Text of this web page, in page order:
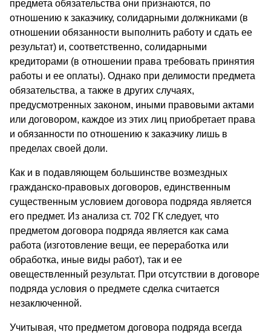
предмета обязательства они признаются, по
отношению к заказчику, солидарными должниками (в
отношении обязанности выполнить работу и сдать ее
результат) и, соответственно, солидарными
кредиторами (в отношении права требовать принятия
работы и ее оплаты). Однако при делимости предмета
обязательства, а также в других случаях,
предусмотренных законом, иными правовыми актами
или договором, каждое из этих лиц приобретает права
и обязанности по отношению к заказчику лишь в
пределах своей доли.
Как и в подавляющем большинстве возмездных
гражданско-правовых договоров, единственным
существенным условием договора подряда является
его предмет. Из анализа ст. 702 ГК следует, что
предметом договора подряда является как сама
работа (изготовление вещи, ее переработка или
обработка, иные виды работ), так и ее
овеществленный результат. При отсутствии в договоре
подряда условия о предмете сделка считается
незаключенной.
Учитывая, что предметом договора подряда всегда